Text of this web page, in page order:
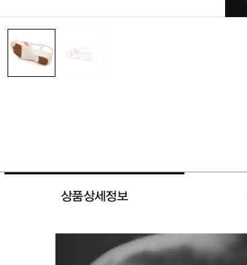
상품상세정보